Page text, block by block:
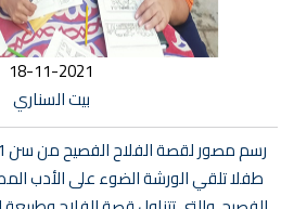
18-11-2021
بيت السناري
طفلا تلقي الورشة الضوء على الأدب